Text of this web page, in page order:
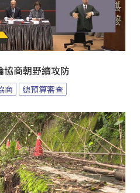
協商朝野續攻防
商 總預算審查